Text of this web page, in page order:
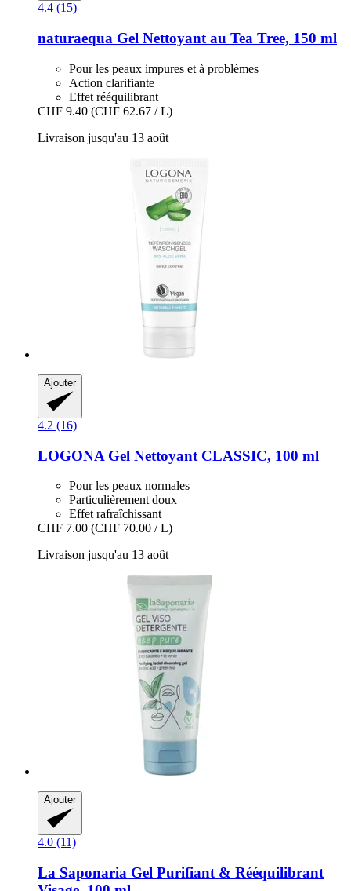
4.4 (15)
naturaequa Gel Nettoyant au Tea Tree, 150 ml
Pour les peaux impures et à problèmes
Action clarifiante
Effet rééquilibrant
CHF 9.40 (CHF 62.67 / L)
Livraison jusqu'au 13 août
Ajouter
4.2 (16)
LOGONA Gel Nettoyant CLASSIC, 100 ml
Pour les peaux normales
Particulièrement doux
Effet rafraîchissant
CHF 7.00 (CHF 70.00 / L)
Livraison jusqu'au 13 août
Ajouter
4.0 (11)
La Saponaria Gel Purifiant & Rééquilibrant